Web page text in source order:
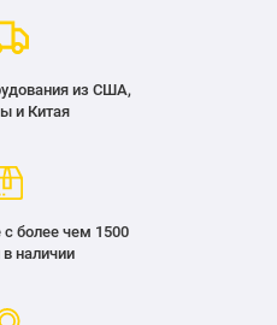
из США,
и Китая
более чем 1500
наличии